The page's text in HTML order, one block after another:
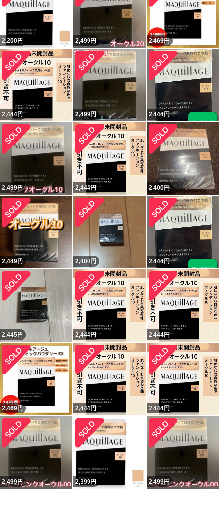
2,200円 2,499円 2,469円
2,444円 2,499円 2,444円
2,499円 2,444円 2,400円
2,449円 2,400円 2,444円
2,445円 2,444円 2,444円
2,469円 2,444円 2,444円
2,499円 2,399円 2,499円